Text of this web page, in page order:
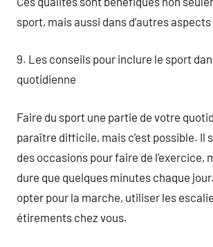
sport, mais aussi dans d’autres aspects
9. Les conseils pour inclure le sport
quotidienne
Faire du sport une partie de votre
paraître difficile, mais c’est possible. Il
des occasions pour faire de l’exercice,
dure que quelques minutes chaque
opter pour la marche, utiliser les
étirements chez vous.